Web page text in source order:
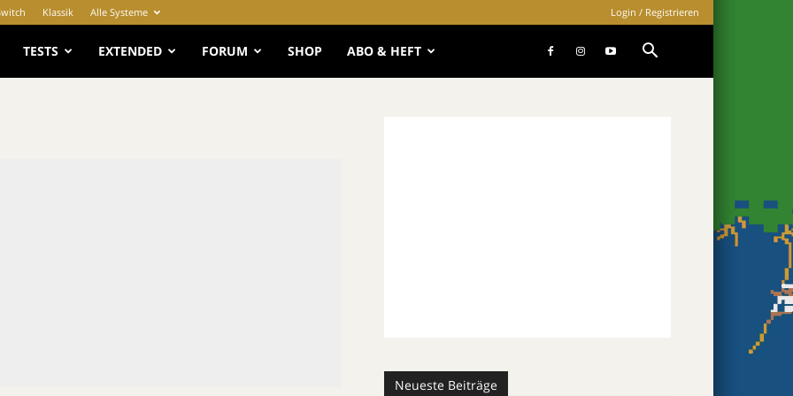
Klassik Alle Systeme Login / Registrieren
TESTS EXTENDED FORUM SHOP ABO & HEFT
Neueste Beiträge